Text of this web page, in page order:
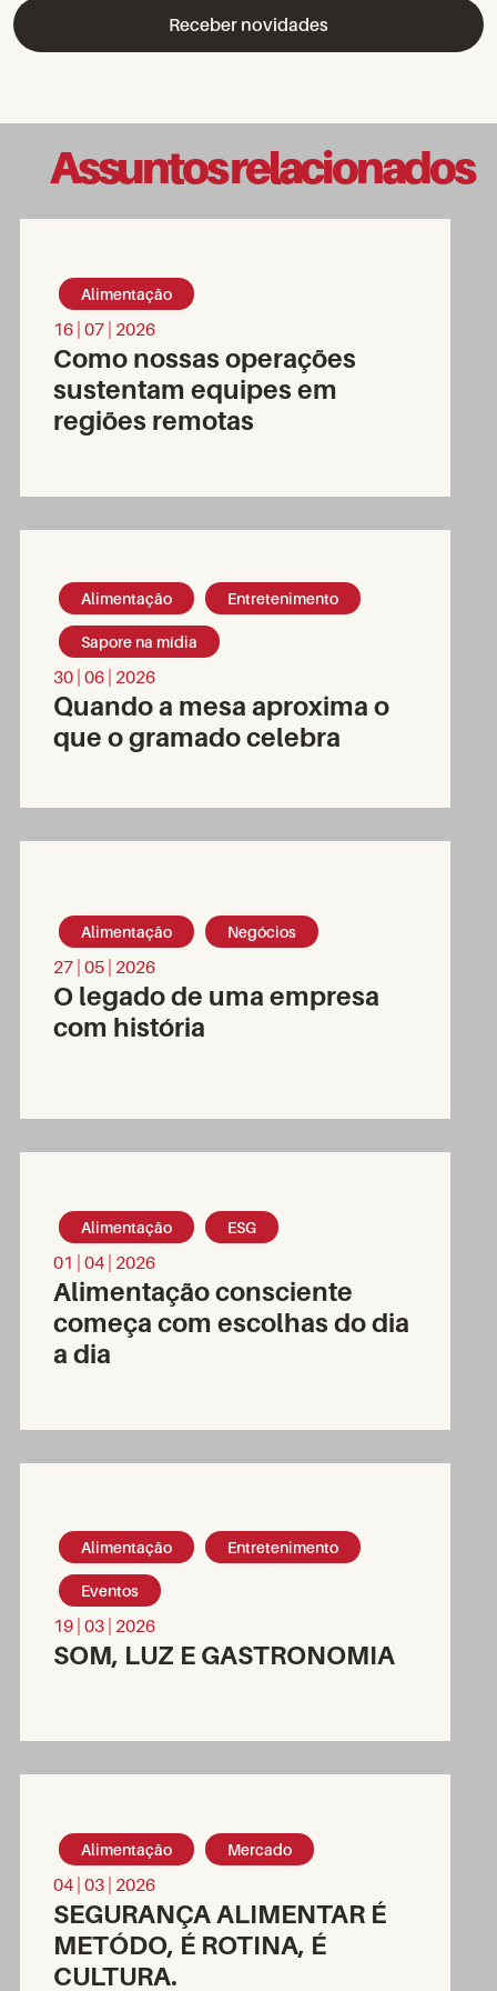
Assuntos relacionados
Alimentação
16 | 07 | 2026
Como nossas operações
sustentam equipes em
regiões remotas
Alimentação Entretenimento
Sapore na mídia
30 | 06 | 2026
Quando a mesa aproxima o
que o gramado celebra
Alimentação Negócios
27 | 05 | 2026
O legado de uma empresa
com história
Alimentação ESG
01 | 04 | 2026
Alimentação consciente
começa com escolhas do dia
a dia
Alimentação Entretenimento
Eventos
19 | 03 | 2026
SOM, LUZ E GASTRONOMIA
Alimentação Mercado
04 | 03 | 2026
SEGURANÇA ALIMENTAR É
METÓDO, É ROTINA, É
CULTURA.